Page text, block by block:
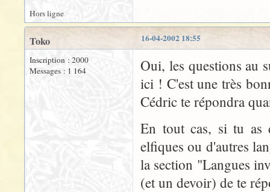
Hors ligne
16-04-2002 18:55
Toko
Inscription : 2000
Messages : 1 164
Oui, les questions au
ici ! C'est une très
Cédric te répondra
En tout cas, si tu as
elfiques ou d'autres
la section "Langues
(et un devoir) de te